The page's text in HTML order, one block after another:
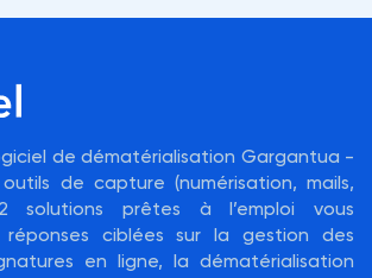
de dématérialisation Gargantua -
outils de capture (numérisation, mails,
solutions prêtes à l’emploi vous
ciblées sur la gestion des
en ligne, la dématérialisation